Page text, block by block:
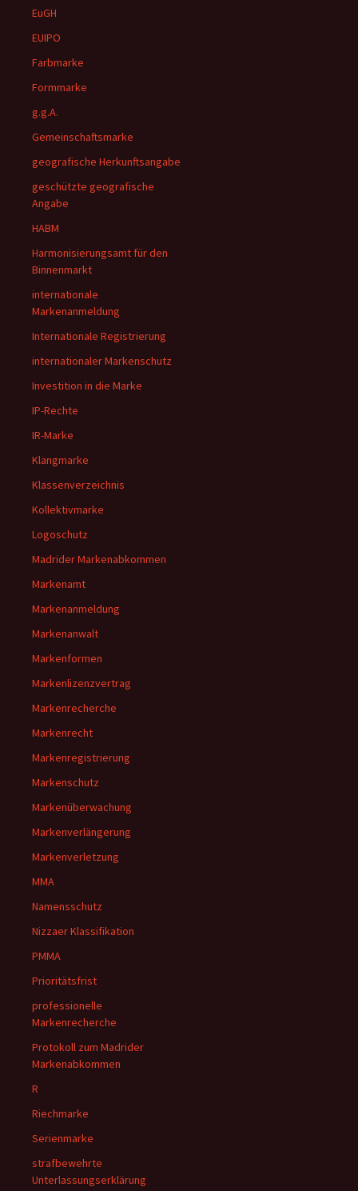
EuGH
EUIPO
Farbmarke
Formmarke
g.g.A.
Gemeinschaftsmarke
geografische Herkunftsangabe
geschützte geografische
Angabe
HABM
Harmonisierungsamt für den
Binnenmarkt
internationale
Markenanmeldung
Internationale Registrierung
internationaler Markenschutz
Investition in die Marke
IP-Rechte
IR-Marke
Klangmarke
Klassenverzeichnis
Kollektivmarke
Logoschutz
Madrider Markenabkommen
Markenamt
Markenanmeldung
Markenanwalt
Markenformen
Markenlizenzvertrag
Markenrecherche
Markenrecht
Markenregistrierung
Markenschutz
Markenüberwachung
Markenverlängerung
Markenverletzung
MMA
Namensschutz
Nizzaer Klassifikation
PMMA
Prioritätsfrist
professionelle
Markenrecherche
Protokoll zum Madrider
Markenabkommen
R
Riechmarke
Serienmarke
strafbewehrte
Unterlassungserklärung